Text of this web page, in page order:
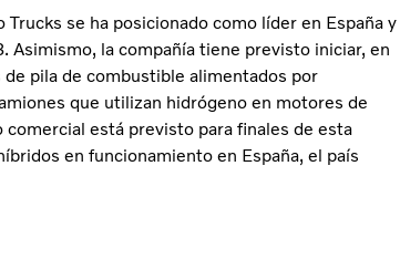
se ha posicionado como líder en España y
Asimismo, la compañía tiene previsto iniciar, en
pila de combustible alimentados por
que utilizan hidrógeno en motores de
está previsto para finales de esta
en funcionamiento en España, el país